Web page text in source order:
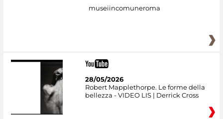
museiincomuneroma
28/05/2026
Robert Mapplethorpe. Le forme della
bellezza - VIDEO LIS | Derrick Cross